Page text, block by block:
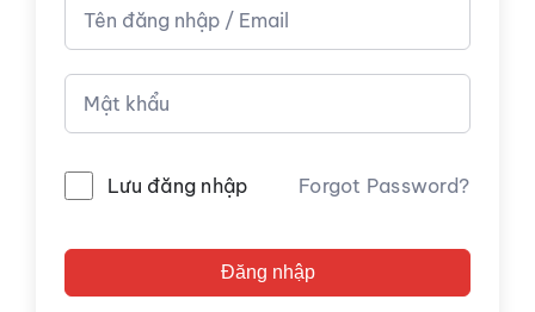
Khóa học
Tài khoản
Alternative:
Lưu đăng nhập Forgot Password?
Đăng nhập